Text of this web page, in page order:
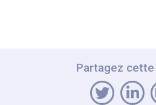
Partagez cette